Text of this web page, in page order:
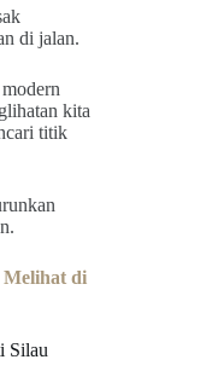
di jalan.
kita
titik
Melihat di
Silau